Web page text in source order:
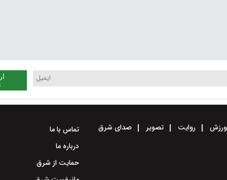
روایت تصویر صدای شرق
تماس با ما
درباره ما
حمایت از شرق